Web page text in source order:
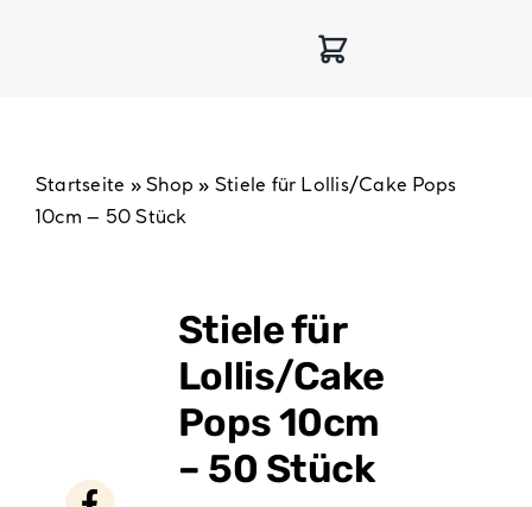
Backzubehör & Backwerkzeug
Partydekoration
Startseite »Shop » Stiele für Lollis/Cake Pops
10cm – 50 Stück
Stiele für
Lollis/Cake
Pops 10cm
– 50 Stück